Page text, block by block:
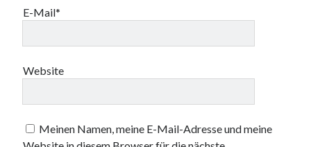
E-Mail*
Website
Meinen Namen, meine E-Mail-Adresse und meine